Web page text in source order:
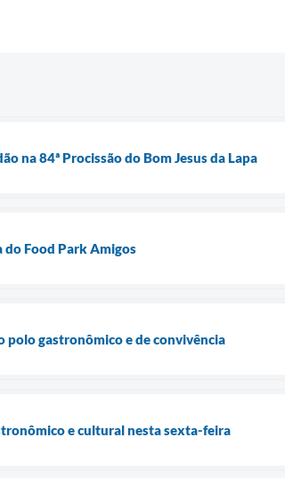
na 84ª Procissão do Bom Jesus da Lapa
do Food Park Amigos
polo gastronômico e de convivência
e cultural nesta sexta-feira